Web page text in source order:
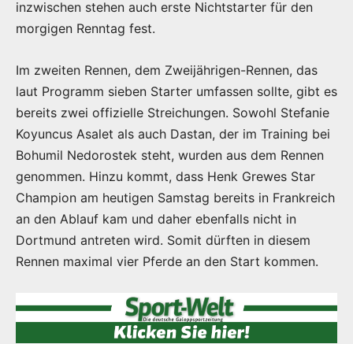
inzwischen stehen auch erste Nichtstarter für den
morgigen Renntag fest.
Im zweiten Rennen, dem Zweijährigen-Rennen, das
laut Programm sieben Starter umfassen sollte, gibt es
bereits zwei offizielle Streichungen. Sowohl Stefanie
Koyuncus Asalet als auch Dastan, der im Training bei
Bohumil Nedorostek steht, wurden aus dem Rennen
genommen. Hinzu kommt, dass Henk Grewes Star
Champion am heutigen Samstag bereits in Frankreich
an den Ablauf kam und daher ebenfalls nicht in
Dortmund antreten wird. Somit dürften in diesem
Rennen maximal vier Pferde an den Start kommen.